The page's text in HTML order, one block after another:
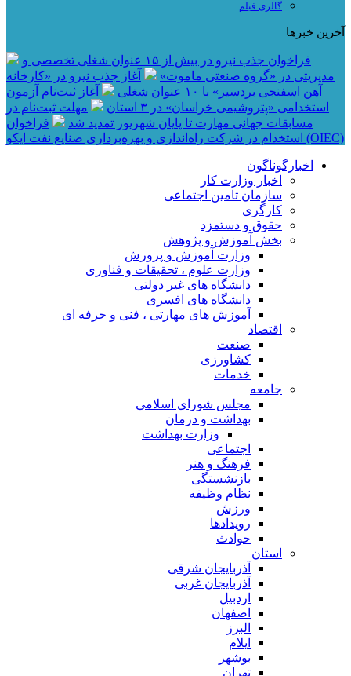
گالری فیلم
آخرین خبرها
فراخوان جذب نیرو در بیش از ۱۵ عنوان شغلی تخصصی و
مدیریتی در «گروه صنعتی ماموت»
آغاز جذب نیرو در «کارخانه
آهن اسفنجی بردسیر» با ۱۰ عنوان شغلی
آغاز ثبت‌نام آزمون
استخدامی «پتروشیمی خراسان» در ۳ استان
مهلت ثبت‌نام در
مسابقات جهانی مهارت تا پایان شهریور تمدید شد
فراخوان
استخدام در شرکت راه‌اندازی و بهره‌برداری صنایع نفت ایکو (OIEC)
اخبارگوناگون
اخبار وزارت کار
سازمان تامین اجتماعی
کارگری
حقوق و دستمزد
بخش آموزش و پژوهش
وزارت آموزش و پرورش
وزارت علوم ، تحقیقات و فناوری
دانشگاه های غیر دولتی
دانشگاه های افسری
آموزش های مهارتی ، فنی و حرفه ای
اقتصاد
صنعت
کشاورزی
خدمات
جامعه
مجلس شورای اسلامی
بهداشت و درمان
وزارت بهداشت
اجتماعی
فرهنگ و هنر
بازنشستگی
نظام وظیفه
ورزش
رویدادها
حوادث
استان
آذربایجان شرقی
آذربایجان غربی
اردبیل
اصفهان
البرز
ایلام
بوشهر
تهران